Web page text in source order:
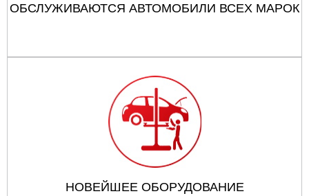
ОБСЛУЖИВАЮТСЯ АВТОМОБИЛИ ВСЕХ МАРОК
НОВЕЙШЕЕ ОБОРУДОВАНИЕ